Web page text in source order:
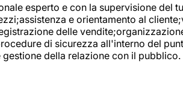
esperto e con la supervisione
e orientamento al
delle
di sicurezza all'interno del
della relazione con il pubblico.